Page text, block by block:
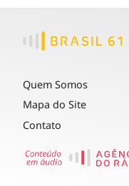
Quem Somos
Mapa do Site
Contato